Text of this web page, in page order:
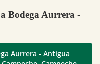
Bodega Aurrera -
Aurrera - Antigua